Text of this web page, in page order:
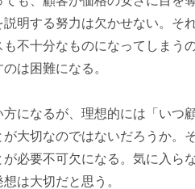
明する努力は欠かせない。そ
も不十分なものになってしまう
は困難になる。
方になるが、理想的には「いつ
が大切なのではないだろうか。
が必要不可欠になる。気に入ら
は大切だと思う。